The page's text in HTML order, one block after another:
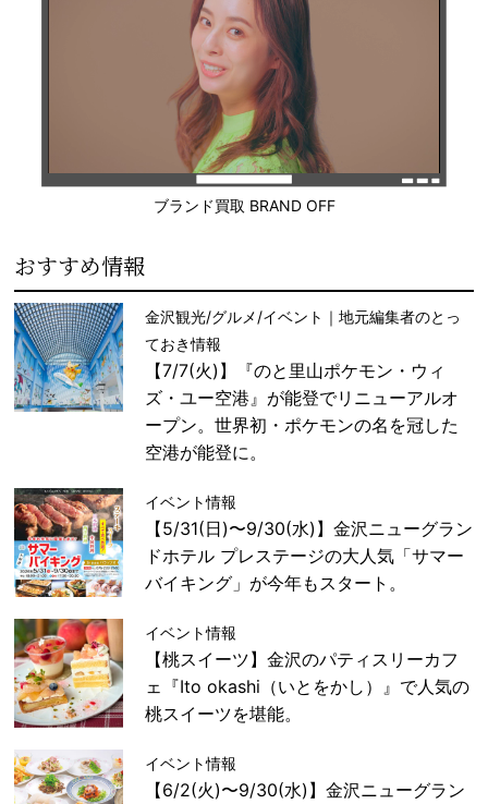
ブランド買取 BRAND OFF
おすすめ情報
金沢観光/グルメ/イベント｜地元編集者のとっ
ておき情報
【7/7(火)】『のと里山ポケモン・ウィ
ズ・ユー空港』が能登でリニューアルオ
ープン。世界初・ポケモンの名を冠した
空港が能登に。
イベント情報
【5/31(日)〜9/30(水)】金沢ニューグラン
ドホテル プレステージの大人気「サマー
バイキング」が今年もスタート。
イベント情報
【桃スイーツ】金沢のパティスリーカフ
ェ『Ito okashi（いとをかし）』で人気の
桃スイーツを堪能。
イベント情報
【6/2(火)〜9/30(水)】金沢ニューグラン